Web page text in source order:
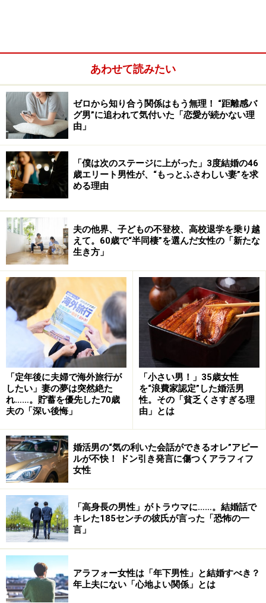
結局、どちらの数値を見ても、20代から30代の男女の心
が「結婚」から離れているのがよくわかる。
「恋愛」「結婚」自体に興味がない
「恋愛にも結婚にも興味がないんです」
そういうのは、アミさん（34歳）だ。10代後半から20代
半ばまでは、「人並みに」デートもしたし、恋人と半同
棲したこともある。だが、20代後半になって「実は自分
が恋愛には興味がない」ことに気づいてしまったのだと
いう。
「周りが恋愛しているから私もしなくちゃと思っていた
し、誰かを好きになって結婚して家庭をもつのが当たり
前だとも思っていた。でも自分の気持ちをじっくり考え
たら、あまり恋愛したいとも思っていないし、特定の誰
かに恋愛感情をもつことも実はないんですよね」
アミさんは男女問わず友だちが多い。学生時代からトラ
ンペットを吹いており、今も有志で吹奏楽の演奏をして
いる。職場ではテニス好きを集めてサークル活動をして
いるし、写真部も作った。
「みんなで何かをやるのが好きなんです。だから週末も
忙しくて。自分でも充実していると思っています」
デートする相手が出てきても、実際にはデートより「み
んなで遊びたい」と思うことが多かったそうだ。
「ひとりの人とだけ時間を過ごすのがあまり好きじゃな
いというか。そのうち、ああ、私は恋愛すること自体を
必要としていないんだなと思うようになりました」
あわせて読みたい
ゼロから知り合う関係はもう無理！ “距離感バ
グ男”に追われて気付いた「恋愛が続かない理
由」
「僕は次のステージに上がった」3度結婚の46
歳エリート男性が、“もっとふさわしい妻”を求
める理由
夫の他界、子どもの不登校、高校退学を乗り越
えて。60歳で“半同棲”を選んだ女性の「新たな
生き方」
「定年後に夫婦で海外旅行が
したい」妻の夢は突然絶た
れ……。貯蓄を優先した70歳
夫の「深い後悔」
「小さい男！」35歳女性
を“浪費家認定”した婚活男
性。その「貧乏くさすぎる理
由」とは
婚活男の“気の利いた会話ができるオレ”アピー
ルが不快！ ドン引き発言に傷つくアラフィフ
女性
「高身長の男性」がトラウマに……。結婚話で
キレた185センチの彼氏が言った「恐怖の一
言」
アラフォー女性は「年下男性」と結婚すべき？
年上夫にない「心地よい関係」とは